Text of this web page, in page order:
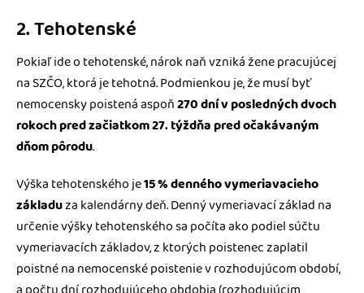
2. Tehotenské
Pokiaľ ide o tehotenské, nárok naň vzniká žene pracujúcej
na SZČO, ktorá je tehotná. Podmienkou je, že musí byť
nemocensky poistená aspoň270 dní v posledných dvoch
rokoch pred začiatkom 27. týždňa pred očakávaným
dňom pôrodu.
Výška tehotenského je15 % denného vymeriavacieho
základuza kalendárny deň. Denný vymeriavací základ na
určenie výšky tehotenského sa počíta ako podiel súčtu
vymeriavacích základov, z ktorých poistenec zaplatil
poistné na nemocenské poistenie v rozhodujúcom období,